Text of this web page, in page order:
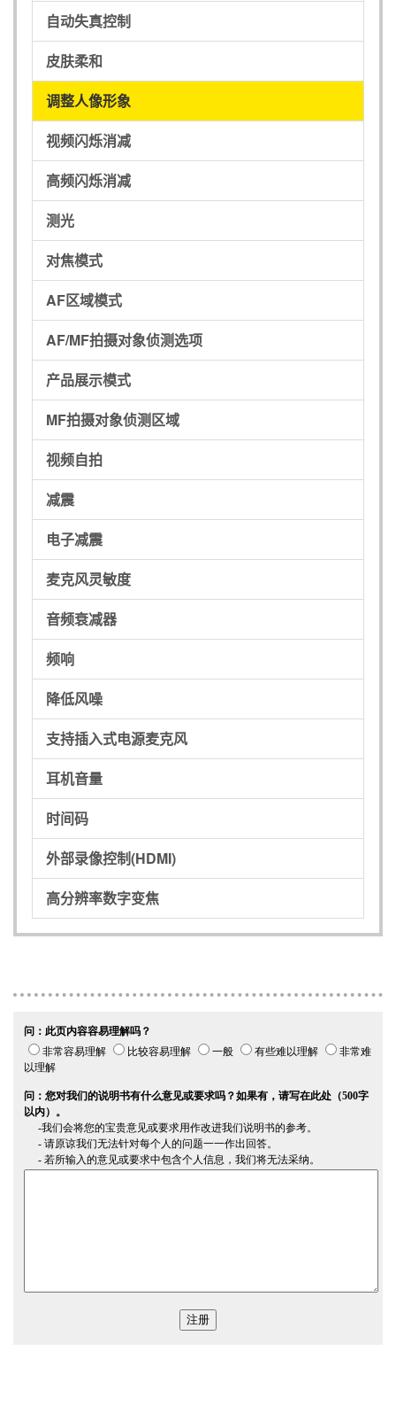
自动失真控制
皮肤柔和
调整人像形象
视频闪烁消减
高频闪烁消减
测光
对焦模式
AF区域模式
AF/MF拍摄对象侦测选项
产品展示模式
MF拍摄对象侦测区域
视频自拍
减震
电子减震
麦克风灵敏度
音频衰减器
频响
降低风噪
支持插入式电源麦克风
耳机音量
时间码
外部录像控制(HDMI)
高分辨率数字变焦